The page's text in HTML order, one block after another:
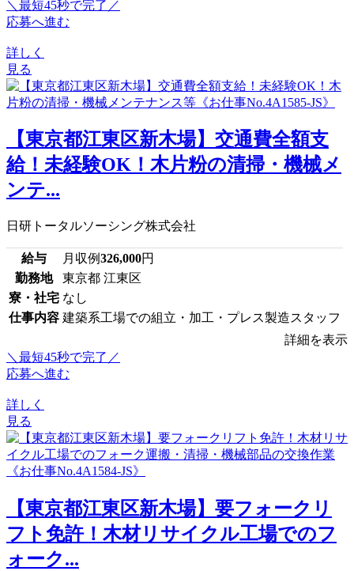
＼最短45秒で完了／
応募へ進む
詳しく
見る
【東京都江東区新木場】交通費全額支
給！未経験OK！木片粉の清掃・機械メ
ンテ...
日研トータルソーシング株式会社
給与 月収例326,000円
勤務地
東京都 江東区
寮・社宅 なし
仕事内容 建築系工場での組立・加工・プレス製造スタッフ
詳細を表示
＼最短45秒で完了／
応募へ進む
詳しく
見る
【東京都江東区新木場】要フォークリ
フト免許！木材リサイクル工場でのフ
ォーク...